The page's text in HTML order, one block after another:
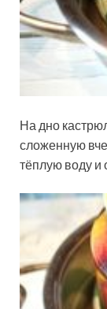
На дно
сложенную
тёплую воду и